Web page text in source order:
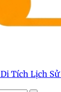
Di Tích Lịch Sử